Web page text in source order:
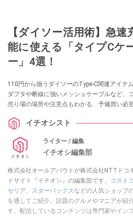
【ダイソー活用術】急
能に使える「タイプCケ
ー」4選！
110円から揃うダイソーのType-C関連アイテ
ダプタや断線に強いメッシュケーブルなど、
売り場の場所や注意点もわかる、予備買い必
イチオシスト
ライター / 編集
イチオシ編集部
株式会社オールアバウトが株式会社NTTドコ
ドサイト『イチオシ』の編集部です。
コストコ
セリア、 スターバックスなどの人気ショップ
を通してご紹介。話題のグルメやマニアが紹
す。配信しているコンテンツは専門家やイン